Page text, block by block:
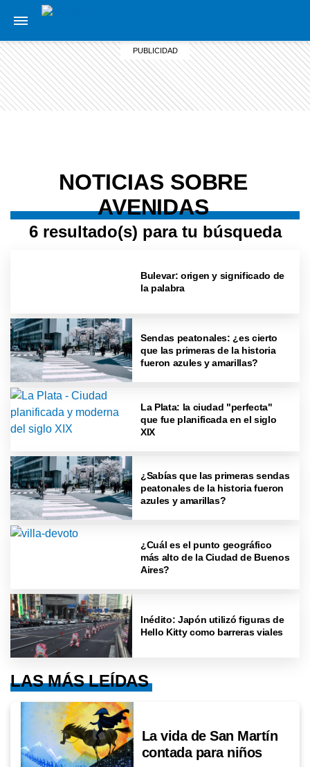
NOTICIAS SOBRE
AVENIDAS
6 resultado(s) para tu búsqueda
Bulevar: origen y significado de
la palabra
Sendas peatonales: ¿es cierto
que las primeras de la historia
fueron azules y amarillas?
La Plata: la ciudad "perfecta"
que fue planificada en el siglo
XIX
¿Sabías que las primeras sendas
peatonales de la historia fueron
azules y amarillas?
¿Cuál es el punto geográfico
más alto de la Ciudad de Buenos
Aires?
Inédito: Japón utilizó figuras de
Hello Kitty como barreras viales
LAS MÁS LEÍDAS
La vida de San Martín
contada para niños